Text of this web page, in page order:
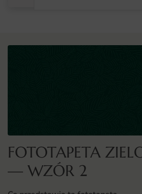
FOTOTAPETA
— WZÓR 2